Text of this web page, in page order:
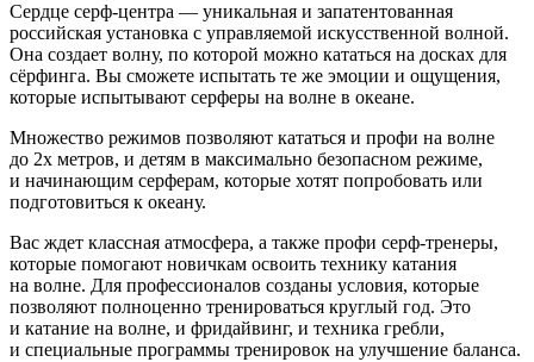
Сердце серф-центра — уникальная и запатентованная
российская установка с управляемой искусственной волной.
Она создает волну, по которой можно кататься на досках для
сёрфинга. Вы сможете испытать те же эмоции и ощущения,
которые испытывают серферы на волне в океане.
Множество режимов позволяют кататься и профи на волне
до 2х метров, и детям в максимально безопасном режиме,
и начинающим серферам, которые хотят попробовать или
подготовиться к океану.
Вас ждет классная атмосфера, а также профи серф-тренеры,
которые помогают новичкам освоить технику катания
на волне. Для профессионалов созданы условия, которые
позволяют полноценно тренироваться круглый год. Это
и катание на волне, и фридайвинг, и техника гребли,
и специальные программы тренировок на улучшение баланса.